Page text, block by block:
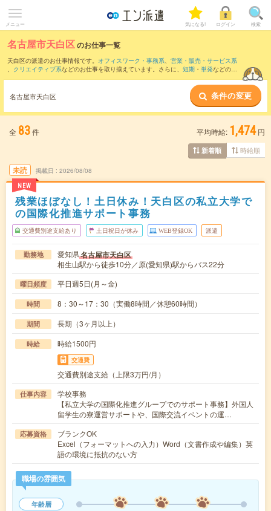
メニュー 気になる! ログイン 検索
名古屋市天白区のお仕事一覧
天白区の派遣のお仕事情報です。 オフィスワーク・事務系、 営業・販売・サービス系
、 クリエイティブ系などのお仕事を取り揃えています。さらに、 短期 ・ 単発などの期
また、南区・昭和区
など隣接エリアのお仕事もご確認いた
だけます。
名古屋市天白区 条件の変更
全 83件 平均時給: 1,474 円
新着順 時給順
未読
NEW
掲載日 2026/08/08
残業ほぼなし！土日休み！天白区の私立大学で
の国際化推進サポート事務
交通費別途支給あり 土日祝日が休み WEB登録OK 派遣
勤務地 愛知県名古屋市天白区
相生山駅から徒歩10分／原(愛知県)駅からバス22分
曜日頻度 平日週5日(月～金)
時間 8：30～17：30（実働8時間／休憩60時間）
期間 長期（3ヶ月以上）
時給 時給1500円
交通費
交通費別途支給（上限3万円/月）
仕事内容
学校事務
【私立大学の国際化推進グループでのサポート事務】外国人
留学生の寮運営サポートや、国際交流イベントの運…
応募資格
ブランクOK
Excel（フォーマットへの入力）Word（文書作成や編集）英
語の環境に抵抗のない方
職場の雰囲気
年齢層